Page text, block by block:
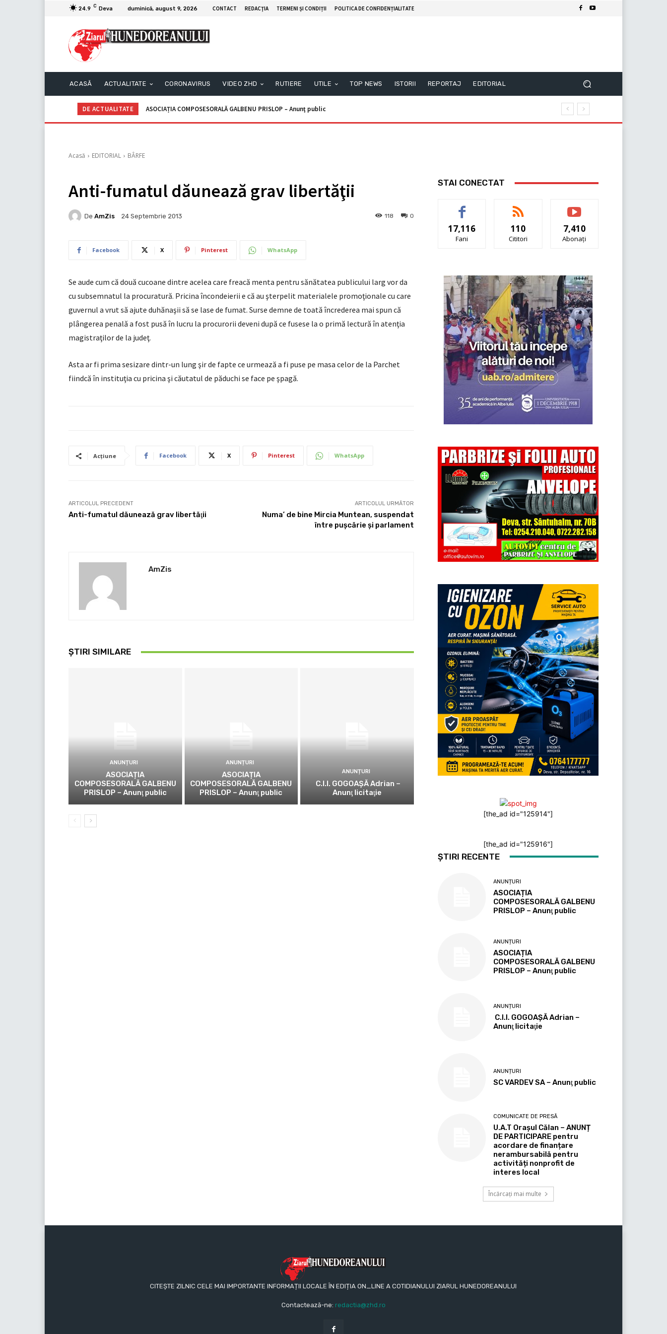
24.9 C Deva duminică, august 9, 2026 CONTACT REDACŢIA TERMENI ȘI CONDIȚII POLITICA DE CONFIDENȚIALITATE
ACASĂ ACTUALITATE CORONAVIRUS VIDEO ZHD RUTIERE UTILE TOP NEWS ISTORII REPORTAJ EDITORIAL
DE ACTUALITATE ASOCIAȚIA COMPOSESORALĂ GALBENU PRISLOP – Anunţ public
C.I.I. GOGOAŞĂ Adrian – Anunţ licitaţie
Acasă EDITORIAL BÂRFE
Anti-fumatul dăunează grav libertăţii
De AmZis 24 Septembrie 2013 0
118
Facebook X Pinterest WhatsApp
Se aude cum că două cucoane dintre acelea care freacă menta pentru sănătatea publicului larg vor da
cu subsemnatul la procuratură. Pricina încondeierii e că au şterpelit materialele promoţionale cu care
guvernul a vrut să ajute duhănaşii să se lase de fumat. Surse demne de toată încrederea mai spun că
plângerea penală a fost pusă în lucru la procurorii deveni după ce fusese la o primă lectură în atenţia
magistraţilor de la judeţ.
Asta ar fi prima sesizare dintr-un lung şir de fapte ce urmează a fi puse pe masa celor de la Parchet
fiindcă în instituţia cu pricina şi căutatul de păduchi se face pe şpagă.
Acțiune Facebook X Pinterest WhatsApp
ARTICOLUL PRECEDENT
Anti-fumatul dăunează grav libertăţii
ARTICOLUL URMĂTOR
Numa’ de bine Mircia Muntean, suspendat
între puşcărie şi parlament
AmZis
ȘTIRI SIMILARE
ANUNȚURI
ASOCIAȚIA
COMPOSESORALĂ GALBENU
PRISLOP – Anunţ public
ANUNȚURI
ASOCIAȚIA
COMPOSESORALĂ GALBENU
PRISLOP – Anunţ public
ANUNȚURI
C.I.I. GOGOAŞĂ Adrian –
Anunţ licitaţie
STAI CONECTAT
17,116
Fani
110
Cititori
7,410
Abonați
[the_ad id="125914"]
[the_ad id="125916"]
ȘTIRI RECENTE
ANUNȚURI
ASOCIAȚIA
COMPOSESORALĂ GALBENU
PRISLOP – Anunţ public
ANUNȚURI
ASOCIAȚIA
COMPOSESORALĂ GALBENU
PRISLOP – Anunţ public
ANUNȚURI
C.I.I. GOGOAŞĂ Adrian –
Anunţ licitaţie
ANUNȚURI
SC VARDEV SA – Anunţ public
COMUNICATE DE PRESĂ
U.A.T Orașul Călan – ANUNȚ
DE PARTICIPARE pentru
acordare de finanțare
nerambursabilă pentru
activități nonprofit de
interes local
Încărcați mai multe
CITEȘTE ZILNIC CELE MAI IMPORTANTE INFORMAȚII LOCALE ÎN EDIȚIA ON_LINE A COTIDIANULUI ZIARUL HUNEDOREANULUI
Contactează-ne: redactia@zhd.ro